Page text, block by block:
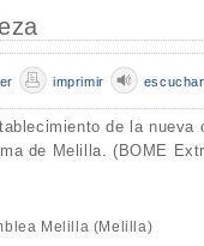
escuchar
imprimir
de la nueva
de Melilla. (BOME
Melilla (Melilla)